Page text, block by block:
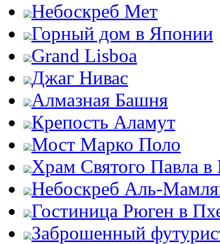
Небоскреб Мет
Горный дом в Японии
Grand Lisboa
Джаг Нивас
Алмазная Башня
Крепость Аламут
Мост Марко Поло
Храм Святого Павла
Небоскреб Аль-
Гостиница Рюген в
Заброшенный